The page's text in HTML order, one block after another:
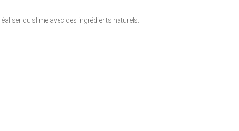
du slime avec des ingrédients naturels.